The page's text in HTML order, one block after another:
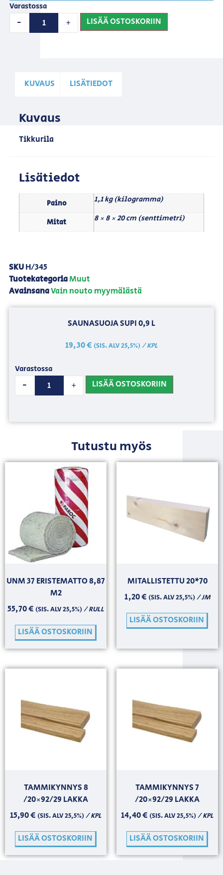
Varastossa
- + LISÄÄ OSTOSKORIIN
KUVAUS LISÄTIEDOT
Kuvaus
Tikkurila
Lisätiedot
Paino 1,1 kg (kilogramma)
Mitat 8 × 8 × 20 cm (senttimetri)
SKUH/345
TuotekategoriaMuut
AvainsanaVain nouto myymälästä
SAUNASUOJA SUPI 0,9 L
19,30€ (SIS. ALV 25,5%)/ KPL
Varastossa
- + LISÄÄ OSTOSKORIIN
Tutustu myös
UNM 37 ERISTEMATTO 8,87
M2
55,70€ (SIS. ALV 25,5%)/ RULL
LISÄÄ OSTOSKORIIN
MITALLISTETTU 20*70
1,20€ (SIS. ALV 25,5%)/ JM
LISÄÄ OSTOSKORIIN
TAMMIKYNNYS 8
/20×92/29 LAKKA
15,90€ (SIS. ALV 25,5%)/ KPL
LISÄÄ OSTOSKORIIN
TAMMIKYNNYS 7
/20×92/29 LAKKA
14,40€ (SIS. ALV 25,5%)/ KPL
LISÄÄ OSTOSKORIIN